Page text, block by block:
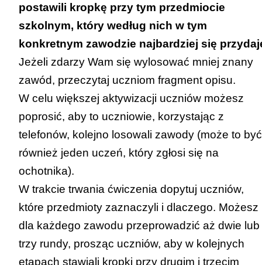
postawili kropkę przy tym przedmiocie
szkolnym, który według nich w tym
konkretnym zawodzie najbardziej się
Jeżeli zdarzy Wam się wylosować mniej znany
zawód, przeczytaj uczniom fragment opisu.
W celu większej aktywizacji uczniów możesz
poprosić, aby to uczniowie, korzystając z
telefonów, kolejno losowali zawody (może to być
również jeden uczeń, który zgłosi się na
ochotnika).
W trakcie trwania ćwiczenia dopytuj uczniów,
które przedmioty zaznaczyli i dlaczego. Możesz
dla każdego zawodu przeprowadzić aż dwie lub
trzy rundy, prosząc uczniów, aby w kolejnych
etapach stawiali kropki przy drugim i trzecim